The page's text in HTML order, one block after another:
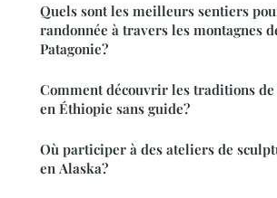
Quels sont les meilleurs sentiers
randonnée à travers les montagnes
Patagonie?
Comment découvrir les traditions
en Éthiopie sans guide?
Où participer à des ateliers de
en Alaska?